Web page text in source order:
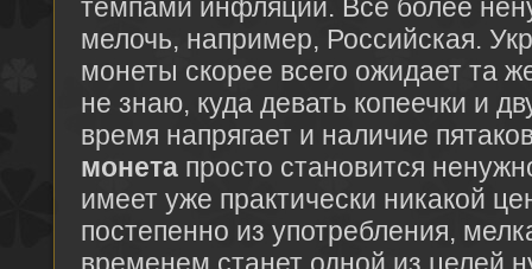
темпами инфляции. Всё более
мелочь, например, Российская.
монеты скорее всего ожидает та
не знаю, куда девать копеечки и
время напрягает и наличие
монета просто становится
имеет уже практически никакой
постепенно из употребления,